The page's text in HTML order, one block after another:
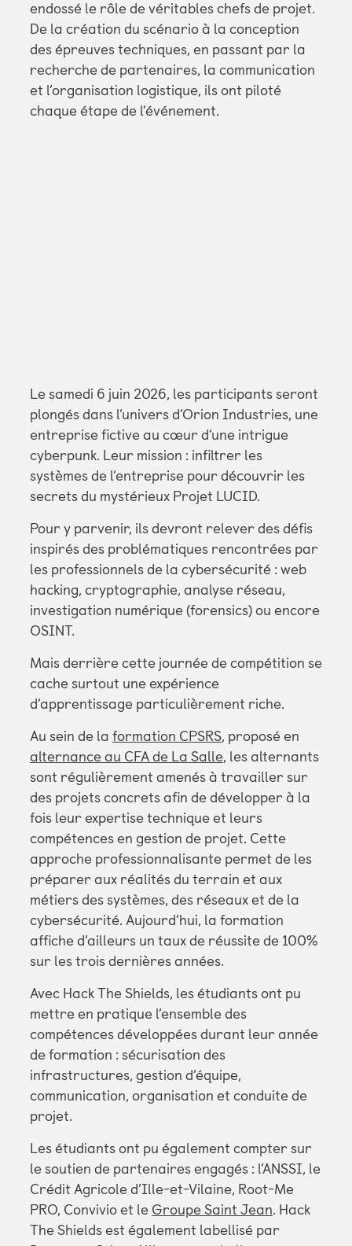
endossé le rôle de véritables chefs de projet.
De la création du scénario à la conception
des épreuves techniques, en passant par la
recherche de partenaires, la communication
et l’organisation logistique, ils ont piloté
chaque étape de l’événement.
Le samedi 6 juin 2026, les participants seront
plongés dans l’univers d’Orion Industries, une
entreprise fictive au cœur d’une intrigue
cyberpunk. Leur mission : infiltrer les
systèmes de l’entreprise pour découvrir les
secrets du mystérieux Projet LUCID.
Pour y parvenir, ils devront relever des défis
inspirés des problématiques rencontrées par
les professionnels de la cybersécurité : web
hacking, cryptographie, analyse réseau,
investigation numérique (forensics) ou encore
OSINT.
Mais derrière cette journée de compétition se
cache surtout une expérience
d’apprentissage particulièrement riche.
Au sein de la formation CPSRS, proposé en
alternance au CFA de La Salle, les alternants
sont régulièrement amenés à travailler sur
des projets concrets afin de développer à la
fois leur expertise technique et leurs
compétences en gestion de projet. Cette
approche professionnalisante permet de les
préparer aux réalités du terrain et aux
métiers des systèmes, des réseaux et de la
cybersécurité. Aujourd’hui, la formation
affiche d’ailleurs un taux de réussite de 100%
sur les trois dernières années.
Avec Hack The Shields, les étudiants ont pu
mettre en pratique l’ensemble des
compétences développées durant leur année
de formation : sécurisation des
infrastructures, gestion d’équipe,
communication, organisation et conduite de
projet.
Les étudiants ont pu également compter sur
le soutien de partenaires engagés : l’ANSSI, le
Crédit Agricole d’Ille-et-Vilaine, Root-Me
PRO, Convivio et le Groupe Saint Jean. Hack
The Shields est également labellisé par